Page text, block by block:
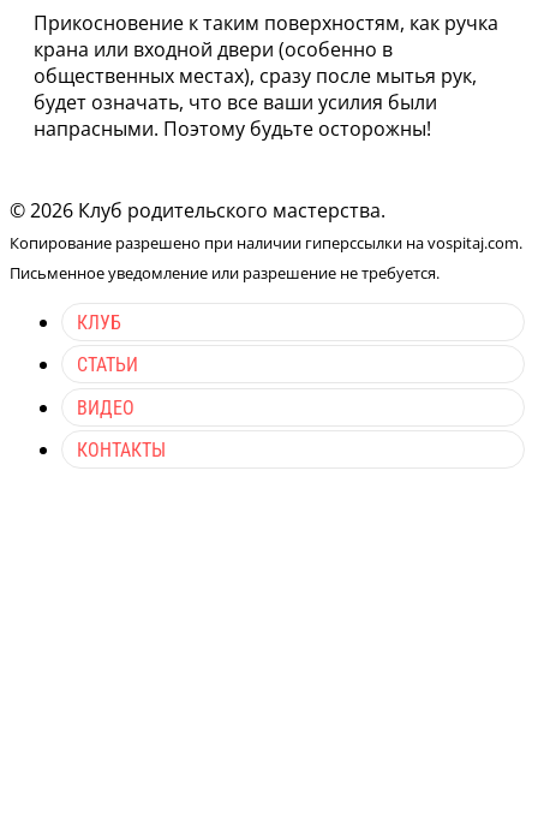
Прикосновение к таким поверхностям, как ручка
крана или входной двери (особенно в
общественных местах), сразу после мытья рук,
будет означать, что все ваши усилия были
напрасными. Поэтому будьте осторожны!
© 2026 Клуб родительского мастерства.
Копирование разрешено при наличии гиперссылки на vospitaj.com.
Письменное уведомление или разрешение не требуется.
КЛУБ
СТАТЬИ
ВИДЕО
КОНТАКТЫ